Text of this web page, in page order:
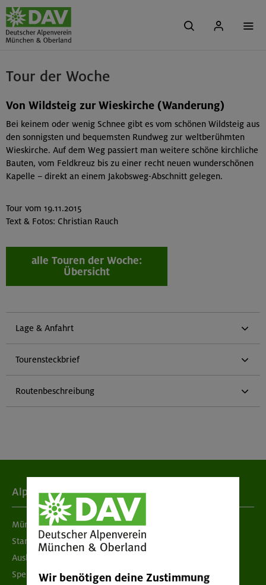
Tour der Woche
Von Wildsteig zur Wieskirche (Wanderung)
Bei keinem oder wenig Schnee gibt es vom schönen Wildsteig aus
den sonnigsten und bequemsten Rundweg zur weltberühmten
Wieskirche. Auf dem Weg passiert man weitere schöne kirchliche
Bauten, vom Feldkreuz bis zu einer recht neuen wunderschönen
Kapelle – direkt an einem Jakobsweg-Abschnitt gelegen.
Tour vom 19.11.2015
Text & Fotos: Christian Rauch
alle Touren der Woche:
Übersicht
Lage & Anfahrt
Tourensteckbrief
Routenbeschreibung
Alpenverein
München & Oberland
Standorte
Ausbildung & Jobs
SpendenWir benötigen deine Zustimmung